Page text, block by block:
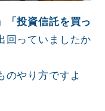
「投資信託を買っ
回っていましたか
のやり方ですよ